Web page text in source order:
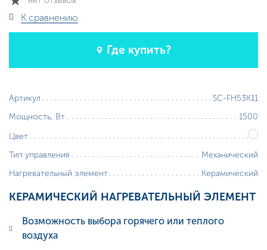
К сравнению
Где купить?
Артикул
SC-FH53K11
Мощность, Вт
1500
Цвет
Тип управления
Механический
Нагревательный элемент
Керамический
КЕРАМИЧЕСКИЙ НАГРЕВАТЕЛЬНЫЙ ЭЛЕМЕНТ
Возможность выбора горячего или теплого
воздуха